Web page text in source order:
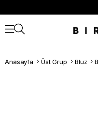
Anasayfa Üst Grup Bluz